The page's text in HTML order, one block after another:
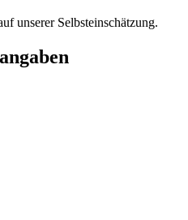
unserer Selbsteinschätzung.